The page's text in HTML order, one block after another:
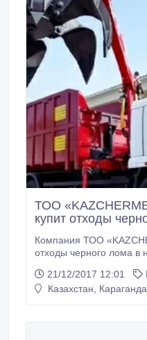
ТОО
купит отходы
Компания ТОО
отходы черного лома в
ломосдатчику, форма оплаты (нал/безнал) ,
заключаем контракты
21/12/2017 12:01
Казахстан, Караганда